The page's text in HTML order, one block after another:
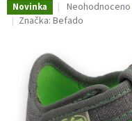
Novinka
Průměrné
hodnocení
0,0
z
hvězdiček.
Neohodnoceno
Značka: Befado